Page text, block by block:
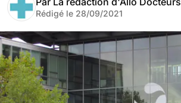
Rédigé le 28/09/2021